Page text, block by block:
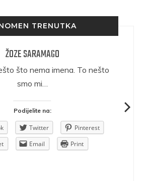
TRENUTKA
ŽOZE SARAMAGO
što nema imena. To nešto
smo mi…
Podijelite na:
Twitter
Pinterest
Email Print